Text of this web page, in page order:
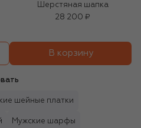
Шерстяная шапка
28 200 ₽
В корзину
шейные платки
Мужские шарфы